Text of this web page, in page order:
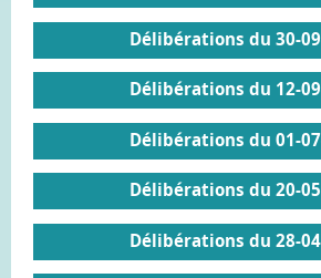
Délibérations du 30-
Délibérations du 12-
Délibérations du 01-
Délibérations du 20-
Délibérations du 28-